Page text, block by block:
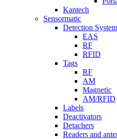
Kantech
Sensormatic
Detection
EAS
RF
RFID
Tags
RF
AM
Magnetic
AM/RFID
Labels
Deactivators
Detachers
Readers and